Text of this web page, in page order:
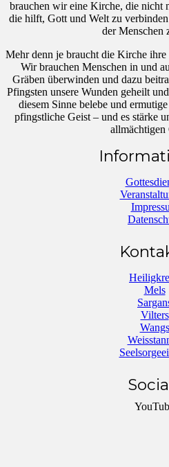
brauchen wir eine Kirche, die nicht
die hilft, Gott und Welt zu
der Menschen
Mehr denn je braucht die Kirche
Wir brauchen Menschen in und
Gräben überwinden und dazu
Pfingsten unsere Wunden geheilt
diesem Sinne belebe und
pfingstliche Geist – und es stärke
allmächtigen
Mels
Vilters
Wangs